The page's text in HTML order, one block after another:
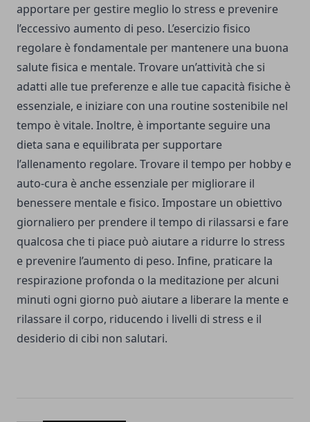
apportare per gestire meglio lo stress e prevenire
l’eccessivo aumento di peso. L’esercizio fisico
regolare è fondamentale per mantenere una buona
salute fisica e mentale. Trovare un’attività che si
adatti alle tue preferenze e alle tue capacità fisiche è
essenziale, e iniziare con una routine sostenibile nel
tempo è vitale. Inoltre, è importante seguire una
dieta sana e equilibrata per supportare
l’allenamento regolare. Trovare il tempo per hobby e
auto-cura è anche essenziale per migliorare il
benessere mentale e fisico. Impostare un obiettivo
giornaliero per prendere il tempo di rilassarsi e fare
qualcosa che ti piace può aiutare a ridurre lo stress
e prevenire l’aumento di peso. Infine, praticare la
respirazione profonda o la meditazione per alcuni
minuti ogni giorno può aiutare a liberare la mente e
rilassare il corpo, riducendo i livelli di stress e il
desiderio di cibi non salutari.